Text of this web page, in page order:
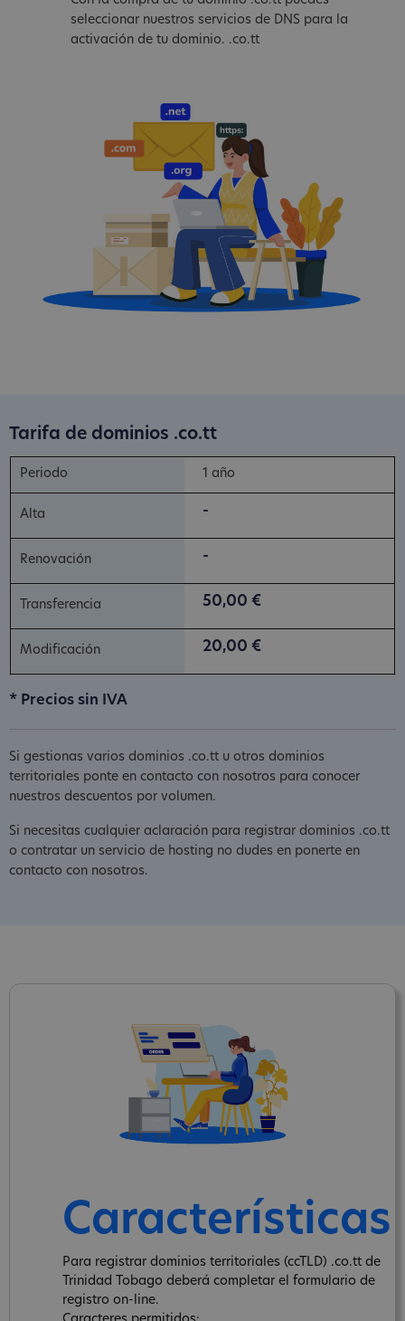
seleccionar nuestros servicios de DNS para la
activación de tu dominio. .co.tt
Tarifa de dominios .co.tt
1 año
-
-
50,00 €
20,00 €
* Precios sin IVA
Si gestionas varios dominios .co.tt u otros dominios
territoriales ponte en contacto con nosotros para conocer
nuestros descuentos por volumen.
Si necesitas cualquier aclaración para registrar dominios .co.tt
o contratar un servicio de hosting no dudes en ponerte en
contacto con nosotros.
Características
Para registrar dominios territoriales (ccTLD) .co.tt de
Trinidad Tobago deberá completar el formulario de
registro on-line.